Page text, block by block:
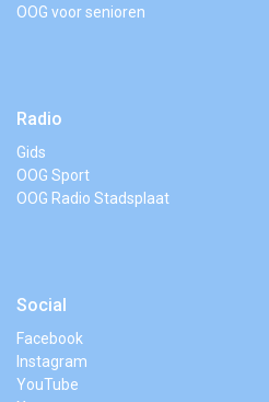
OOG voor senioren
Radio
Gids
OOG Sport
OOG Radio Stadsplaat
Social
Facebook
Instagram
YouTube